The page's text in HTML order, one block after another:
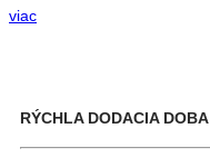
viac
RÝCHLA DODACIA DOBA